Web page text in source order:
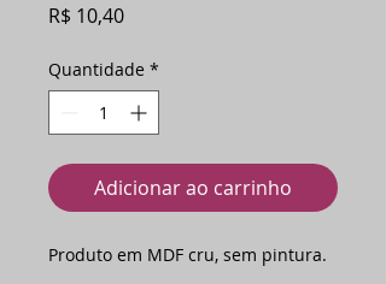
R$ 10,40Preço
Quantidade *
Adicionar ao carrinho
Produto em MDF cru, sem pintura.